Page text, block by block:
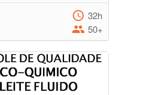
32h
50+